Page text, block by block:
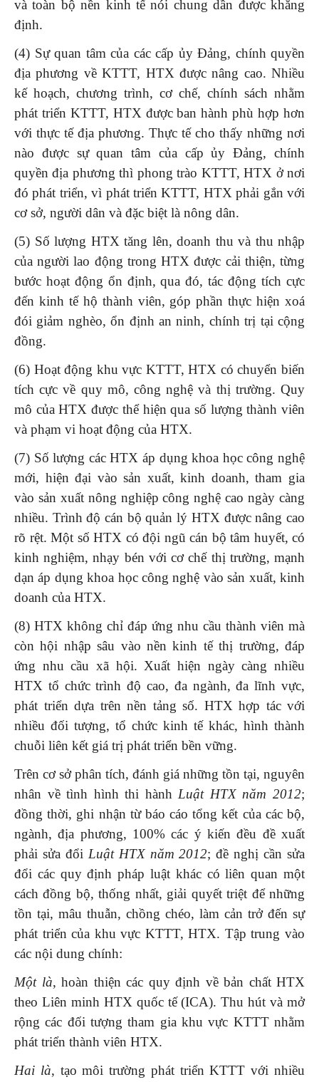
và toàn bộ nền kinh tế nói chung dần được khẳng
định.
(4) Sự quan tâm của các cấp ủy Đảng, chính quyền
địa phương về KTTT, HTX được nâng cao. Nhiều
kế hoạch, chương trình, cơ chế, chính sách nhằm
phát triển KTTT, HTX được ban hành phù hợp hơn
với thực tế địa phương. Thực tế cho thấy những nơi
nào được sự quan tâm của cấp ủy Đảng, chính
quyền địa phương thì phong trào KTTT, HTX ở nơi
đó phát triển, vì phát triển KTTT, HTX phải gắn với
cơ sở, người dân và đặc biệt là nông dân.
(5) Số lượng HTX tăng lên, doanh thu và thu nhập
của người lao động trong HTX được cải thiện, từng
bước hoạt động ổn định, qua đó, tác động tích cực
đến kinh tế hộ thành viên, góp phần thực hiện xoá
đói giảm nghèo, ổn định an ninh, chính trị tại cộng
đồng.
(6) Hoạt động khu vực KTTT, HTX có chuyển biến
tích cực về quy mô, công nghệ và thị trường. Quy
mô của HTX được thể hiện qua số lượng thành viên
và phạm vi hoạt động của HTX.
(7) Số lượng các HTX áp dụng khoa học công nghệ
mới, hiện đại vào sản xuất, kinh doanh, tham gia
vào sản xuất nông nghiệp công nghệ cao ngày càng
nhiều. Trình độ cán bộ quản lý HTX được nâng cao
rõ rệt. Một số HTX có đội ngũ cán bộ tâm huyết, có
kinh nghiệm, nhạy bén với cơ chế thị trường, mạnh
dạn áp dụng khoa học công nghệ vào sản xuất, kinh
doanh của HTX.
(8) HTX không chỉ đáp ứng nhu cầu thành viên mà
còn hội nhập sâu vào nền kinh tế thị trường, đáp
ứng nhu cầu xã hội. Xuất hiện ngày càng nhiều
HTX tổ chức trình độ cao, đa ngành, đa lĩnh vực,
phát triển dựa trên nền tảng số. HTX hợp tác với
nhiều đối tượng, tổ chức kinh tế khác, hình thành
chuỗi liên kết giá trị phát triển bền vững.
Trên cơ sở phân tích, đánh giá những tồn tại, nguyên
nhân về tình hình thi hànhLuật HTX năm 2012;
đồng thời, ghi nhận từ báo cáo tổng kết của các bộ,
ngành, địa phương, 100% các ý kiến đều đề xuất
phải sửa đổi Luật HTX năm 2012; đề nghị cần sửa
đổi các quy định pháp luật khác có liên quan một
cách đồng bộ, thống nhất, giải quyết triệt để những
tồn tại, mâu thuẫn, chồng chéo, làm cản trở đến sự
phát triển của khu vực KTTT, HTX. Tập trung vào
các nội dung chính:
Một là, hoàn thiện các quy định về bản chất HTX
theo Liên minh HTX quốc tế (ICA). Thu hút và mở
rộng các đối tượng tham gia khu vực KTTT nhằm
phát triển thành viên HTX.
Hai là, tạo môi trường phát triển KTTT với nhiều